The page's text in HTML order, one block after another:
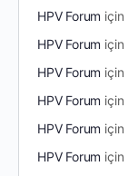
HPV Forum için
HPV Forum için
HPV Forum için
HPV Forum için
HPV Forum için
HPV Forum için